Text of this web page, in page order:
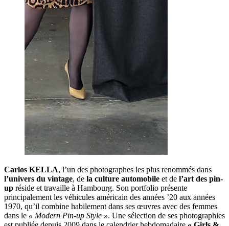
Carlos KELLA, l’un des photographes les plus renommés dans
l’univers du vintage, de la culture automobile et de l’art des pin-
up réside et travaille à Hambourg. Son portfolio présente
principalement les véhicules américain des années ’20 aux années
1970, qu’il combine habilement dans ses œuvres avec des femmes
dans le « Modern Pin-up Style ». Une sélection de ses photographies